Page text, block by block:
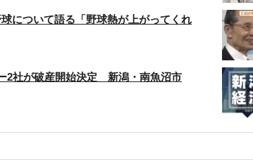
について語る「野球熱が上がってくれ
2社が破産開始決定 新潟・南魚沼市